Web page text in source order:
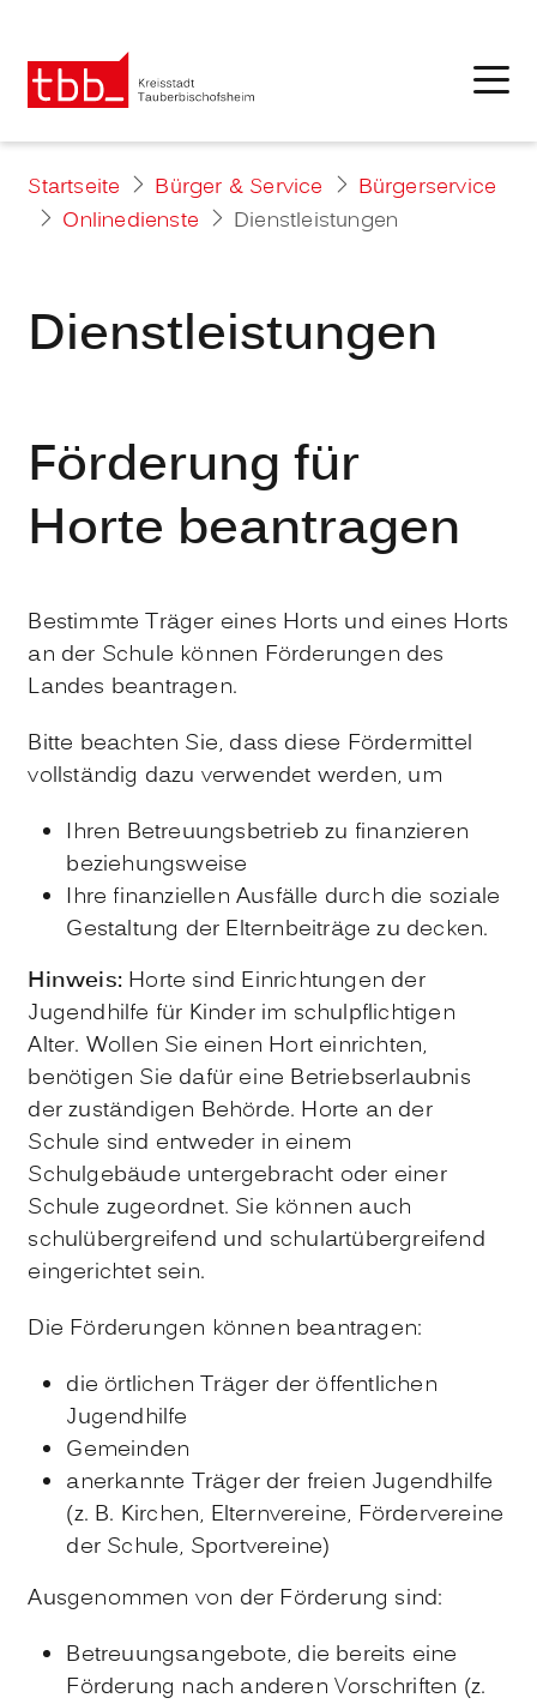
Startseite Bürger & Service
Bürgerservice
Onlinedienste
Dienstleistungen
Dienstleistungen
Förderung für
Horte beantragen
Bestimmte Träger eines Horts und eines Horts
an der Schule können Förderungen des
Landes beantragen.
Bitte beachten Sie, dass diese Fördermittel
vollständig dazu verwendet werden, um
Ihren Betreuungsbetrieb zu finanzieren
beziehungsweise
Ihre finanziellen Ausfälle durch die soziale
Gestaltung der Elternbeiträge zu decken.
Hinweis: Horte sind Einrichtungen der
Jugendhilfe für Kinder im schulpflichtigen
Alter. Wollen Sie einen Hort einrichten,
benötigen Sie dafür eine Betriebserlaubnis
derzuständigen Behörde. Horte an der
Schule sind entweder in einem
Schulgebäude untergebracht oder einer
Schule zugeordnet. Sie können auch
schulübergreifend und schulartübergreifend
eingerichtet sein.
Die Förderungen können beantragen:
die örtlichen Träger der öffentlichen
Jugendhilfe
Gemeinden
anerkannte Träger der freien Jugendhilfe
(z. B. Kirchen, Elternvereine, Fördervereine
der Schule, Sportvereine)
Ausgenommen von der Förderung sind:
Betreuungsangebote, die bereits eine
Förderung nach anderen Vorschriften (z.